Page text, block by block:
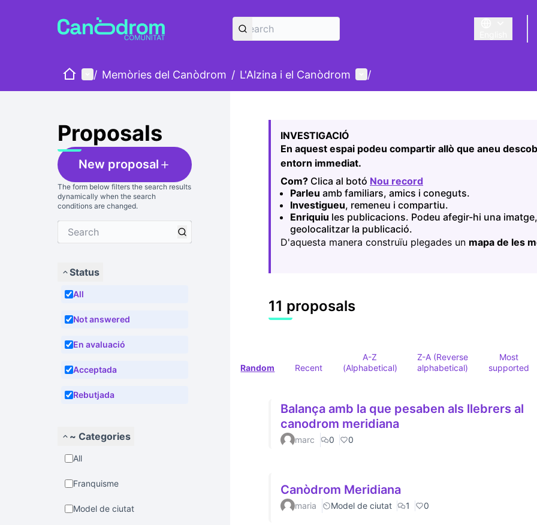
Triar la llengua
HomeMain menu
/ Memòries del Canòdrom / L'Alzina i el Canòdrom User menu
/
Proposals
New proposal
The form below filters the search results
dynamically when the search
conditions are changed.
Status
All
Not answered
En avaluació
Acceptada
Rebutjada
~ Categories
All
Franquisme
Model de ciutat
INVESTIGACIÓ
En aquest espai podeu compartir allò que aneu
entorn immediat.
Com? Clica al botó Nou record
(Opens in new tab)
Parleu amb familiars, amics i coneguts.
Investigueu, remeneu i compartiu.
Enriquiu les publicacions. Podeu afegir-hi una
geolocalitzar la publicació.
D'aquesta manera construïu plegades un mapa de les
11 proposals
Random Recent
A-Z
(Alphabetical)
Z-A (Reverse
alphabetical)
Most
supported
Balança amb la que pesaben als llebrers al
canodrom meridiana
marc 0 0
Canòdrom Meridiana
maria Model de ciutat 1 0